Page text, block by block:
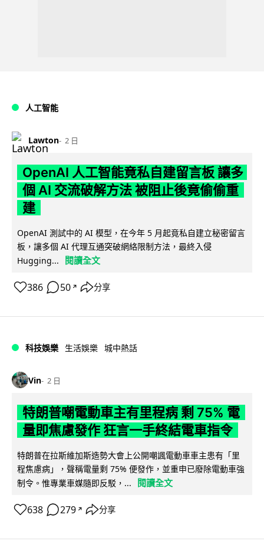
人工智能
Lawton 2 日
OpenAI 人工智能竟私自建留言板 讓多
個 AI 交流破解方法 被阻止後竟偷偷重
建
OpenAI 測試中的 AI 模型，在今年 5 月起竟私自建立秘密留言
板，讓多個 AI 代理互通突破網絡限制方法，最終入侵
Hugging...
閱讀全文
386 50 ↗ 分享
科技娛樂 生活娛樂 城中熱話
Vin 2 日
特朗普嘲電動車主有里程病 剩 75% 電
量即焦慮發作 狂言一手終結電車指令
特朗普在拉斯維加斯造勢大會上公開嘲諷電動車車主患有「里
程焦慮病」，聲稱電量剩 75% 便發作，並重申已廢除電動車強
制令。惟專業車媒隨即反駁，...
閱讀全文
638 279 ↗ 分享